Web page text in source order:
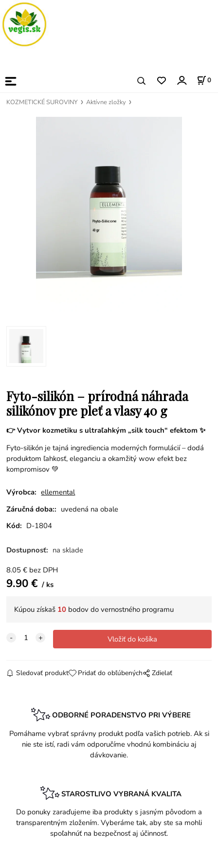
0
KOZMETICKÉ SUROVINY Aktívne zložky
Fyto-silikón – prírodná náhrada
silikónov pre pleť a vlasy 40 g
👉 Vytvor kozmetiku s ultraľahkým „silk touch“ efektom ✨
Fyto-silikón je tajná ingrediencia moderných formulácií – dodá
produktom ľahkosť, eleganciu a okamžitý wow efekt bez
kompromisov 💚
Výrobca: ellemental
Záručná doba:: uvedená na obale
Kód: D-1804
Dostupnosť: na sklade
8.05 € bez DPH
9.90€ ks
Kúpou získaš 10 bodov do vernostného programu
Sledovať produkt Pridať do obľúbených Zdielať
ODBORNÉ PORADENSTVO PRI VÝBERE
Pomáhame vybrať správny produkt podľa vašich potrieb. Ak si
nie ste istí, radi vám odporučíme vhodnú kombináciu aj
dávkovanie.
STAROSTLIVO VYBRANÁ KVALITA
Do ponuky zaraďujeme iba produkty s jasným pôvodom a
transparentným zložením. Vyberáme tak, aby ste sa mohli
spoľahnúť na bezpečnosť aj účinnosť.